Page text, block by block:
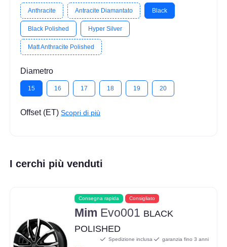
Anthracite Antracite Diamantato Black
Black Polished Hyper Silver
Matt Anthracite Polished
Diametro
15 16 17 18 19 20
Offset (ET)Scopri di più
I cerchi più venduti
Consegna rapida Consigliato
Mim Evo001 BLACK
POLISHED
Spedizione inclusa garanzia fino 3 anni